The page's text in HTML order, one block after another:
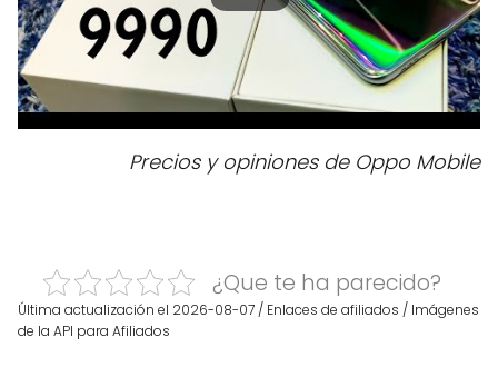
Precios y opiniones de Oppo Mobile
¿Que te ha parecido?
Última actualización el 2026-08-07 / Enlaces de afiliados / Imágenes
de la API para Afiliados